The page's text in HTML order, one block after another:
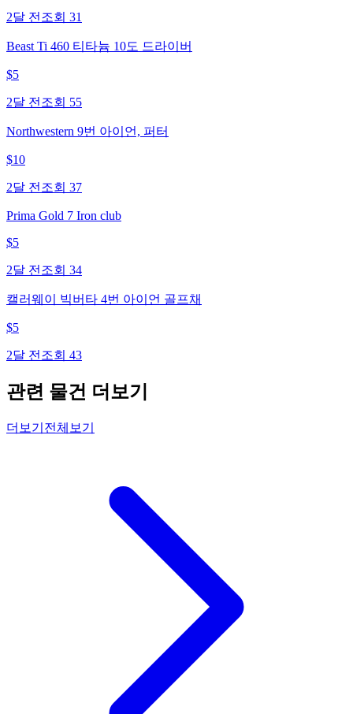
2달 전 조회 31
Beast Ti 460 티타늄 10도 드라이버
$5
2달 전 조회 55
Northwestern 9번 아이언, 퍼터
$10
2달 전 조회 37
Prima Gold 7 Iron club
$5
2달 전 조회 34
캘러웨이 빅버타 4번 아이언 골프채
$5
2달 전 조회 43
관련 물건 더보기
더보기 전체보기